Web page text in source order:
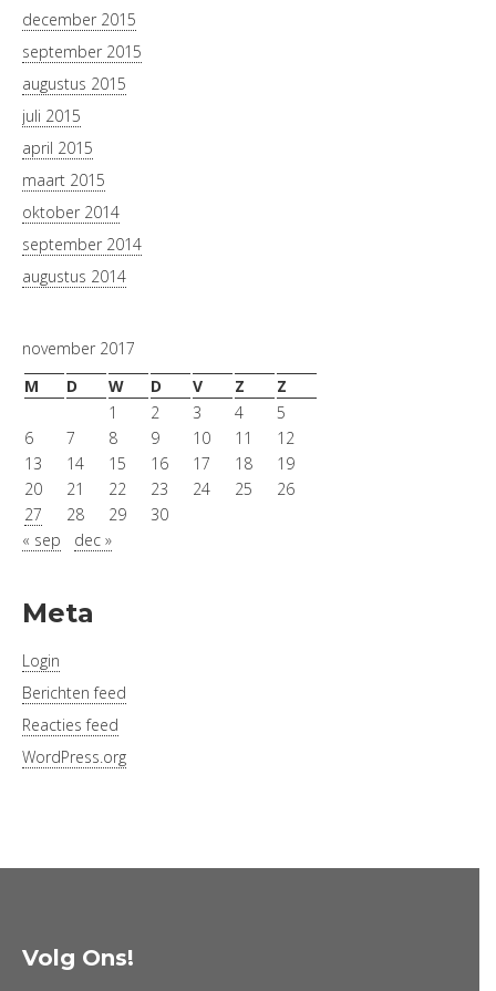
december 2015
september 2015
augustus 2015
juli 2015
april 2015
maart 2015
oktober 2014
september 2014
augustus 2014
november 2017
M
D W D V Z
Z
1
2 3 4
5
6
7 8 9 10 11
12
13
14 15 16 17 18
19
20
21 22 23 24 25
26
27
28 29
30
« sep
dec »
Meta
Login
Berichten feed
Reacties feed
WordPress.org
Volg Ons!